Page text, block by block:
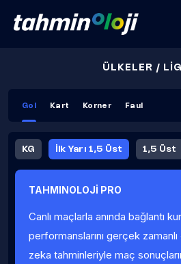
ÜLKELER /
Gol Kart Korner Faul
KG İlk Yarı 1,5 Üst 1,5 Üst
Fauller Ortalama
TAHMINOLOJİ PRO
Canlı maçlarla anında bağlantı
performanslarını gerçek
zeka tahminleriyle maç